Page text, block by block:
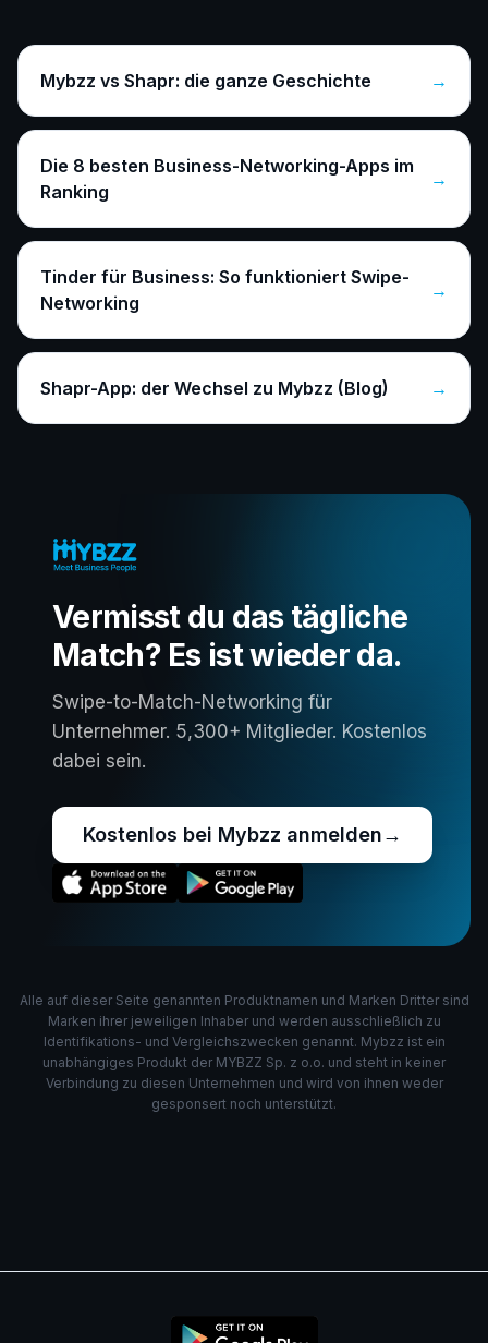
Mybzz vs Shapr: die ganze Geschichte →
Die 8 besten Business-Networking-Apps im
Ranking
→
Tinder für Business: So funktioniert Swipe-
Networking
→
Shapr-App: der Wechsel zu Mybzz (Blog) →
Vermisst du das tägliche
Match? Es ist wieder da.
Swipe-to-Match-Networking für
Unternehmer. 5,300+ Mitglieder. Kostenlos
dabei sein.
Kostenlos bei Mybzz anmelden→
Alle auf dieser Seite genannten Produktnamen und Marken Dritter sind
Marken ihrer jeweiligen Inhaber und werden ausschließlich zu
Identifikations- und Vergleichszwecken genannt. Mybzz ist ein
unabhängiges Produkt der MYBZZ Sp. z o.o. und steht in keiner
Verbindung zu diesen Unternehmen und wird von ihnen weder
gesponsert noch unterstützt.